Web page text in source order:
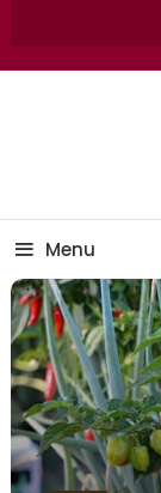
Menu